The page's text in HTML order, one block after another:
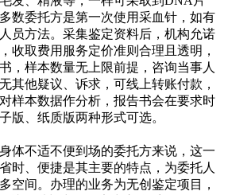
数委托方是第一次使用采血针，如有
员方法。采集鉴定资料后，机构允诺
收取费用服务定价准则合理且透明，
，样本数量无上限前提，咨询当事人
其他疑议、诉求，可线上转账付款，
样本数据作分析，报告书会在要求时
版、纸质版两种形式可选。
体不适不便到场的委托方来说，这一
时、便捷是其主要的特点，为委托人
空间。办理的业务为无创鉴定项目，